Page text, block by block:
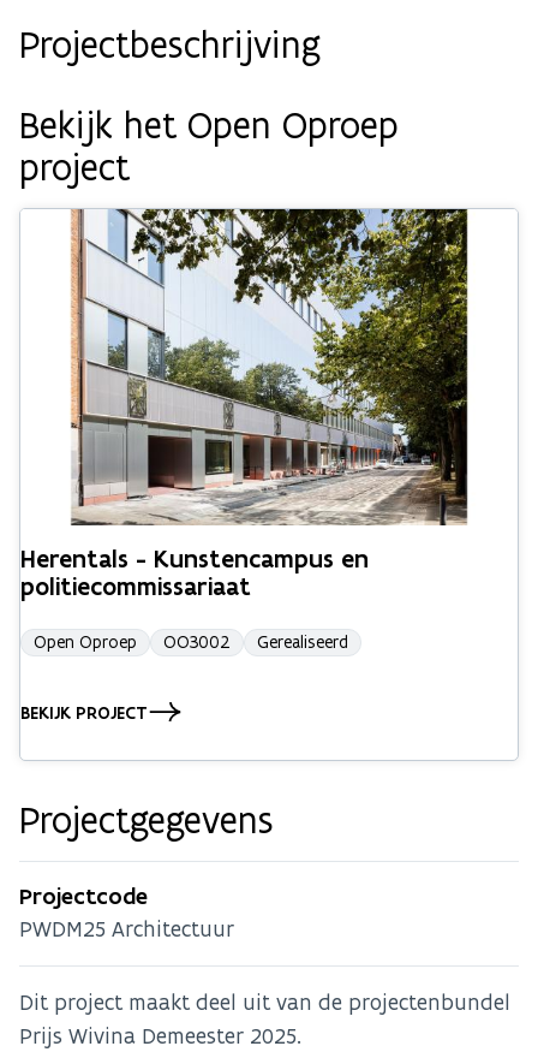
Projectbeschrijving
Bekijk het Open Oproep
project
Herentals - Kunstencampus en
politiecommissariaat
Open Oproep OO3002 Gerealiseerd
BEKIJK PROJECT
Projectgegevens
Projectcode
PWDM25 Architectuur
Dit project maakt deel uit van de projectenbundel
Prijs Wivina Demeester 2025.